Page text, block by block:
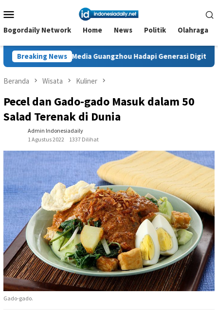
ke
kontenMobile
Bogordaily Network Home News Politik Olahraga
Breaking News
Media Guangzhou Hadapi Generasi Digital Dianugerahi
Beranda Wisata Kuliner
Pecel dan Gado-gado Masuk dalam 50
Salad Terenak di Dunia
Admin Indonesiadaily
1 Agustus 2022
1337 Dilihat
Gado-gado.